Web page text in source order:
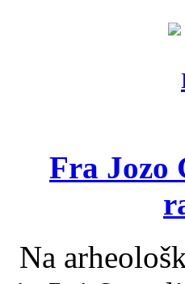
Fra Jozo
Na